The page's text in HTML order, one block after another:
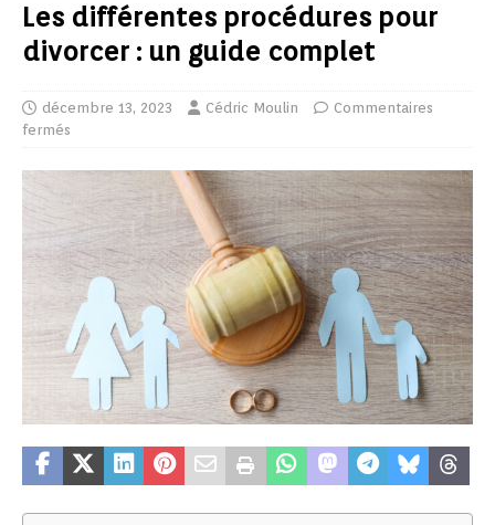
Les différentes procédures pour
divorcer : un guide complet
décembre 13, 2023 Cédric Moulin
Commentaires
fermés